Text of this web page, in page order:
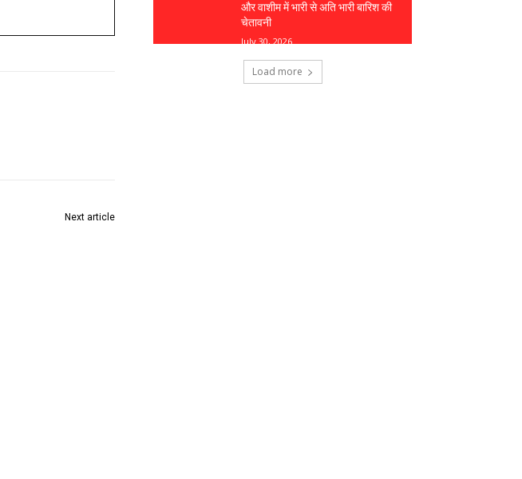
Next article
और वाशीम में भारी से अति भारी बारिश की
चेतावनी
July 30, 2026
Load more